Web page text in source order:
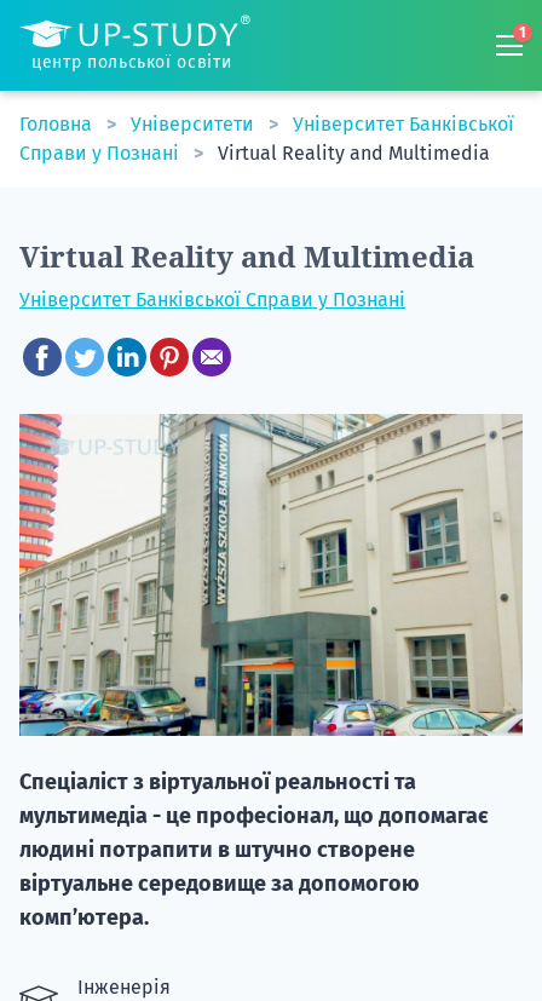
центр польської освіти
1
Головна Університети
Університет Банківської
Справи у Познані
Virtual Reality and Multimedia
Virtual Reality and Multimedia
Університет Банківської Справи у Познані
Спеціаліст з віртуальної реальності та
мультимедіа - це професіонал, що допомагає
людині потрапити в штучно створене
віртуальне середовище за допомогою
комп’ютера.
Інженерія